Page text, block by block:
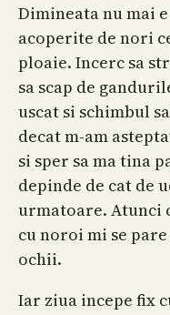
Dimineata nu mai
acoperite de nori
ploaie. Incerc sa
sa scap de
uscat si schimbul
decat m-am
si sper sa ma tina
depinde de cat de
urmatoare. Atunci
cu noroi mi se
ochii.
Iar ziua incepe fix